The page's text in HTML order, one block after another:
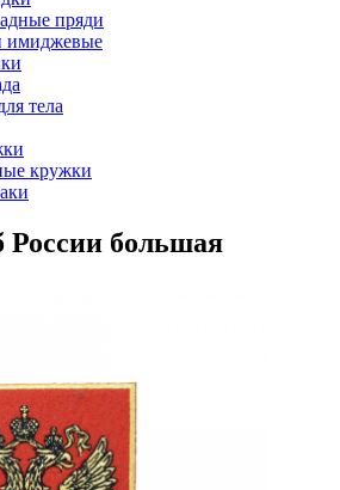
пряди
имиджевые
тела
кружки
большая